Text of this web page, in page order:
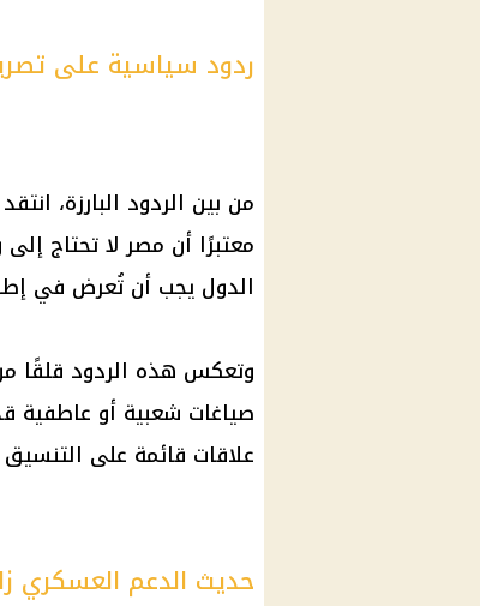
ردود سياسية على
من بين الردود البارزة،
معتبرًا أن مصر لا تحتاج
الدول يجب أن تُعرض في
وتعكس هذه الردود قلقًا من
صياغات شعبية أو عاطفية
علاقات قائمة على
حديث الدعم العسكري